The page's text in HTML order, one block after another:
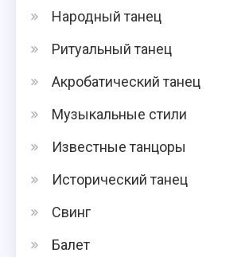
Народный танец
Ритуальный танец
Акробатический танец
Музыкальные стили
Известные танцоры
Исторический танец
Свинг
Балет